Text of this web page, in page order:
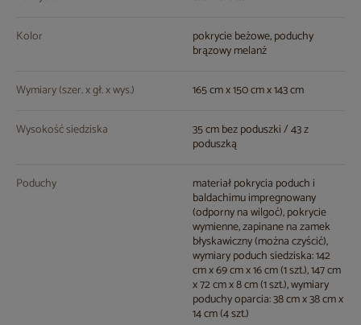
Kolor pokrycie beżowe, poduchy
brązowy melanż
Wymiary (szer. x gł. x wys.) 165 cm x 150 cm x 143 cm
Wysokość siedziska 35 cm bez poduszki / 43 z
poduszką
Poduchy materiał pokrycia poduch i
baldachimu impregnowany
(odporny na wilgoć), pokrycie
wymienne, zapinane na zamek
błyskawiczny (można czyścić),
wymiary poduch siedziska: 142
cm x 69 cm x 16 cm (1 szt.), 147 cm
x 72 cm x 8 cm (1 szt.), wymiary
poduchy oparcia: 38 cm x 38 cm x
14 cm (4 szt.)